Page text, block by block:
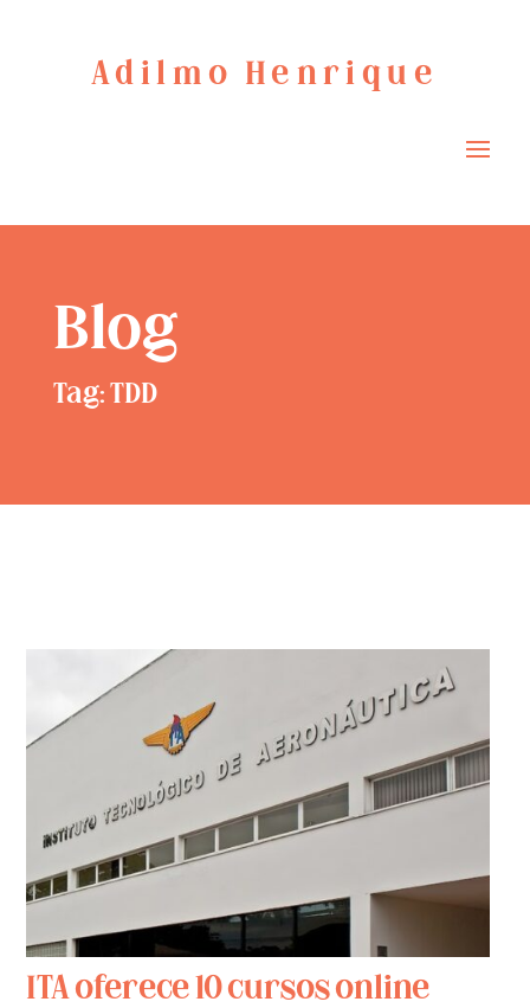
Adilmo Henrique
Blog
Tag: TDD
ITA oferece 10 cursos online